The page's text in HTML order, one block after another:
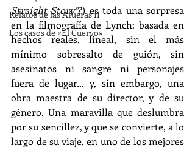
Relatos de las Afueras II
Los casos de «El Cuervo»
Straight Story”?) es toda una sorpresa
en la filmografía de Lynch: basada en
hechos reales, lineal, sin el más
mínimo sobresalto de guión, sin
asesinatos ni sangre ni personajes
fuera de lugar… y, sin embargo, una
obra maestra de su director, y de su
género. Una maravilla que deslumbra
por su sencillez, y que se convierte, a lo
largo de su viaje, en uno de los mejores